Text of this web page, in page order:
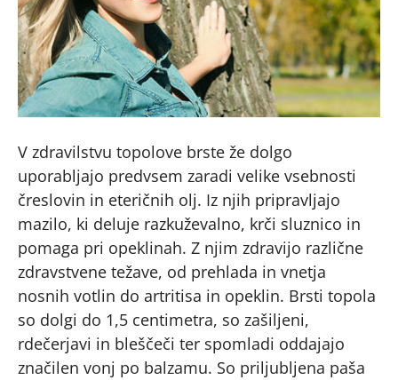
V zdravilstvu topolove brste že dolgo
uporabljajo predvsem zaradi velike vsebnosti
čreslovin in eteričnih olj. Iz njih pripravljajo
mazilo, ki deluje razkuževalno, krči sluznico in
pomaga pri opeklinah. Z njim zdravijo različne
zdravstvene težave, od prehlada in vnetja
nosnih votlin do artritisa in opeklin. Brsti topola
so dolgi do 1,5 centimetra, so zašiljeni,
rdečerjavi in bleščeči ter spomladi oddajajo
značilen vonj po balzamu. So priljubljena paša